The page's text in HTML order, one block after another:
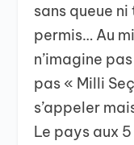
sans queue
permis… Au
n’imagine
pas « Milli
s’appeler
Le pays aux